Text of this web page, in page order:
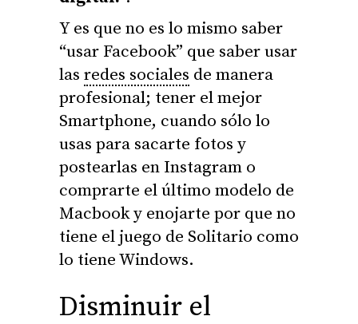
Y es que no es lo mismo saber
“usar Facebook” que saber usar
las redes sociales de manera
profesional; tener el mejor
Smartphone, cuando sólo lo
usas para sacarte fotos y
postearlas en Instagram o
comprarte el último modelo de
Macbook y enojarte por que no
tiene el juego de Solitario como
lo tiene Windows.
Disminuir el